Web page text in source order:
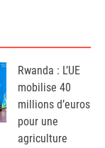
Rwanda : L’UE
mobilise 40
millions d’euros
pour une
agriculture